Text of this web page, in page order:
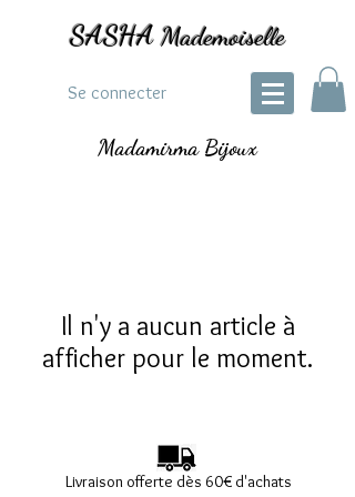
SASHA Mademoiselle
Se connecter
Madamirma Bijoux
Il n'y a aucun article à
afficher pour le moment.
Livraison offerte dès 60€ d'achats